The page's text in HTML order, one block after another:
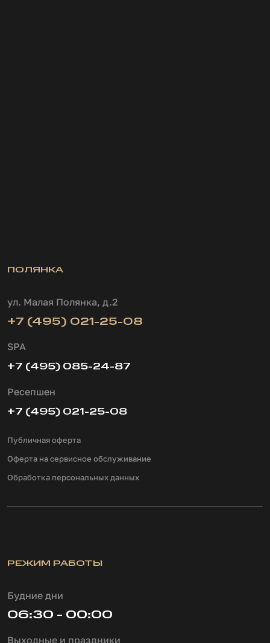
ПОЛЯНКА
ул. Малая Полянка, д.2
+7 (495) 021-25-08
SPA
+7 (495) 085-24-87
Ресепшен
+7 (495) 021-25-08
Публичная оферта
Оферта на сервисное обслуживание
Обработка персональных данных
РЕЖИМ РАБОТЫ
Будние дни
06:30 - 00:00
Выходные и праздники